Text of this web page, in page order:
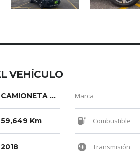
VEHÍCULO
CAMIONETA PASAJ. Marca
59,649 Km Combustible
2018 Transmisión